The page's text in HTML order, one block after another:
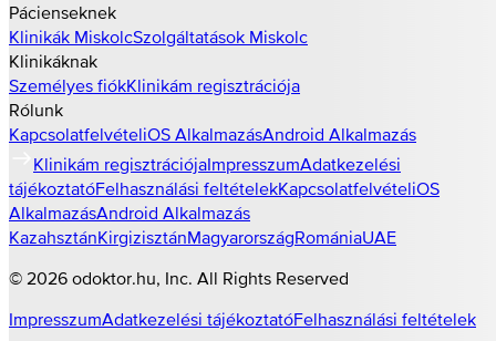
Pácienseknek
Klinikák MiskolcSzolgáltatások Miskolc
Klinikáknak
Személyes fiókKlinikám regisztrációja
Rólunk
KapcsolatfelvételiOS AlkalmazásAndroid Alkalmazás
Klinikám regisztrációjaImpresszumAdatkezelési
tájékoztatóFelhasználási feltételekKapcsolatfelvételiOS
AlkalmazásAndroid Alkalmazás
KazahsztánKirgizisztánMagyarországRomániaUAE
© 2026 odoktor.hu , Inc. All Rights Reserved
ImpresszumAdatkezelési tájékoztatóFelhasználási feltételek